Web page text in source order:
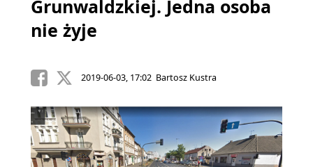
Grunwaldzkiej. Jedna osoba
nie żyje
2019-06-03, 17:02 Bartosz Kustra